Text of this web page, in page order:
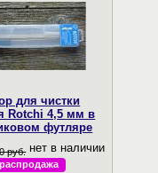
для чистки
Rotchi 4,5 мм в
футляре
руб. нет в наличии
распродажа